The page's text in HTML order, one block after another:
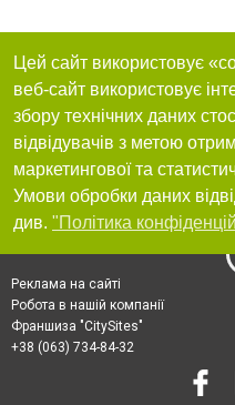
Цей сайт використовує
веб-сайт використовує
збору технічних даних
відвідувачів з метою
маркетингової та
Умови обробки даних
див. "Політика
Реклама на сайті
Робота в нашій компанії
Франшиза "CitySites"
+38 (063) 734-84-32